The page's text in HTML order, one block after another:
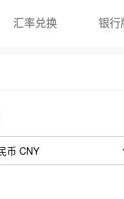
汇率兑换 银行